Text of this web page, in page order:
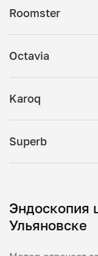
Roomster
Octavia
Karoq
Superb
Эндоскопия
Ульяновске